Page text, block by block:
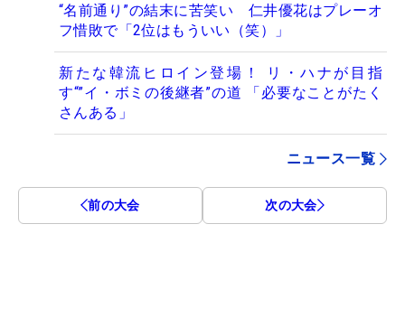
“名前通り”の結末に苦笑い 仁井優花はプレーオ
フ惜敗で「2位はもういい（笑）」
新たな韓流ヒロイン登場！ リ・ハナが目指
す“”イ・ボミの後継者”の道 「必要なことがたく
さんある」
ニュース一覧
前の大会 次の大会